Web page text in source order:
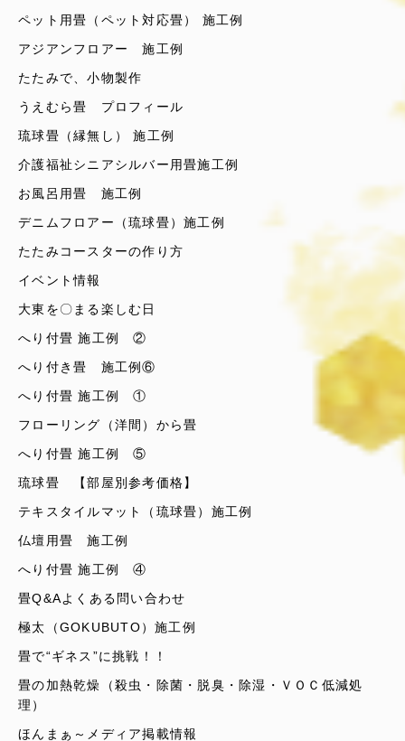
ペット用畳（ペット対応畳） 施工例
アジアンフロアー 施工例
たたみで、小物製作
うえむら畳 プロフィール
琉球畳（縁無し） 施工例
介護福祉シニアシルバー用畳施工例
お風呂用畳 施工例
デニムフロアー（琉球畳）施工例
たたみコースターの作り方
イベント情報
大東を〇まる楽しむ日
へり付畳 施工例 ②
へり付き畳 施工例⑥
へり付畳 施工例 ①
フローリング（洋間）から畳
へり付畳 施工例 ⑤
琉球畳 【部屋別参考価格】
テキスタイルマット（琉球畳）施工例
仏壇用畳 施工例
へり付畳 施工例 ④
畳Q&Aよくある問い合わせ
極太（GOKUBUTO）施工例
畳で“ギネス”に挑戦！！
畳の加熱乾燥（殺虫・除菌・脱臭・除湿・ＶＯＣ低減処
理）
ほんまぁ～メディア掲載情報